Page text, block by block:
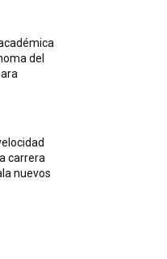
del
carrera
nuevos